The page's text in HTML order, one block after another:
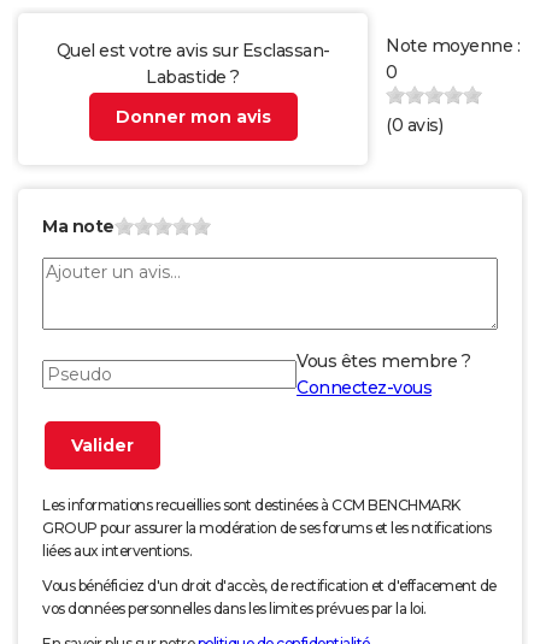
Quel est votre avis sur Esclassan-
Labastide ?
Donner mon avis
Note moyenne :
0
(0 avis)
Ma note
Vous êtes membre ?
Connectez-vous
Les informations recueillies sont destinées à CCM BENCHMARK
GROUP pour assurer la modération de ses forums et les notifications
liées aux interventions.
Vous bénéficiez d'un droit d'accès, de rectification et d'effacement de
vos données personnelles dans les limites prévues par la loi.